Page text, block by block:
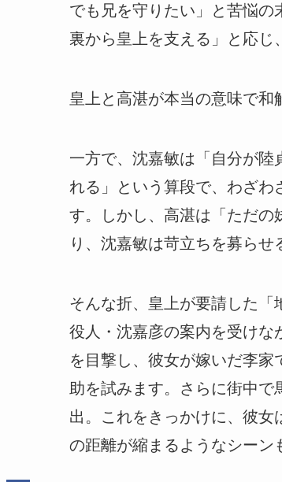
でも兄を守りたい」と苦悩
裏から皇上を支える」と応じ
皇上と高湛が本当の意味で和
一方で、沈嘉敏は「自分が陸
れる」という算段で、わざわ
す。しかし、高湛は「ただの
り、沈嘉敏は苛立ちを募らせ
そんな折、皇上が要請した「
役人・沈嘉彦の案内を受けな
を目撃し、彼女が嫁いだ李
助を試みます。さらに街中
出。 これをきっかけに、彼女
の距離が縮まるようなシーン